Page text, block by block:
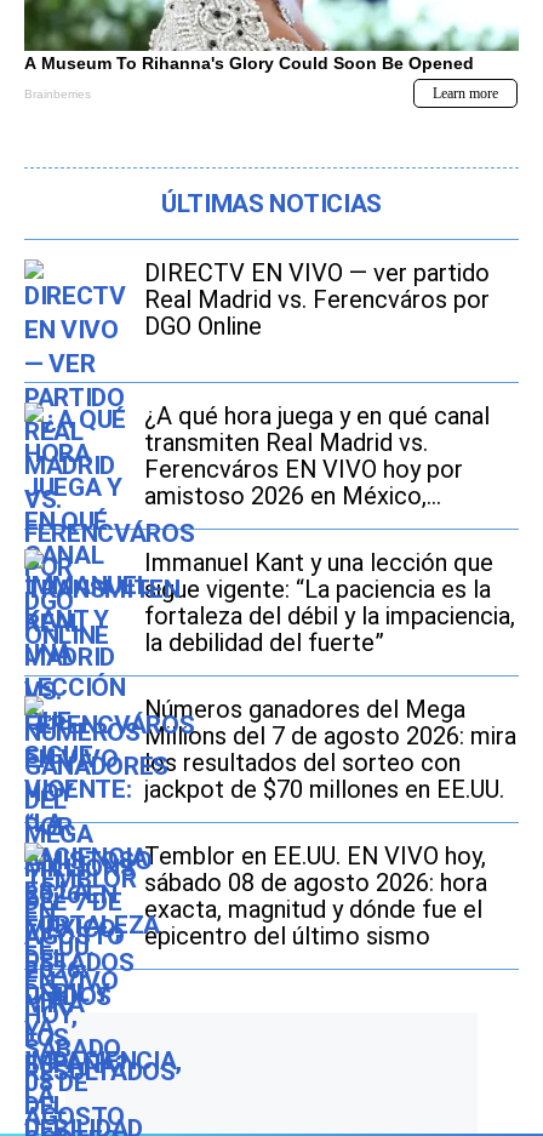
ÚLTIMAS NOTICIAS
DIRECTV EN VIVO — ver partido
Real Madrid vs. Ferencváros por
DGO Online
¿A qué hora juega y en qué canal
transmiten Real Madrid vs.
Ferencváros EN VIVO hoy por
amistoso 2026 en México,
Estados Unidos y España?
Immanuel Kant y una lección que
sigue vigente: “La paciencia es la
fortaleza del débil y la impaciencia,
la debilidad del fuerte”
Números ganadores del Mega
Millions del 7 de agosto 2026: mira
los resultados del sorteo con
jackpot de $70 millones en EE.UU.
Temblor en EE.UU. EN VIVO hoy,
sábado 08 de agosto 2026: hora
exacta, magnitud y dónde fue el
epicentro del último sismo